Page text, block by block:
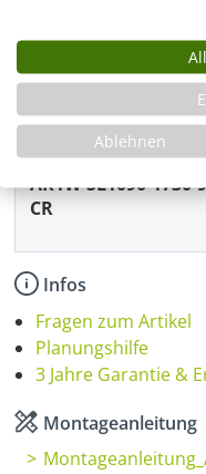
Produkt
Artikelnummer
AK1W-SL1090-1730-
CR
Infos
Fragen zum Artikel
Planungshilfe
3 Jahre Garantie &
Montageanleitung
Ablehnen